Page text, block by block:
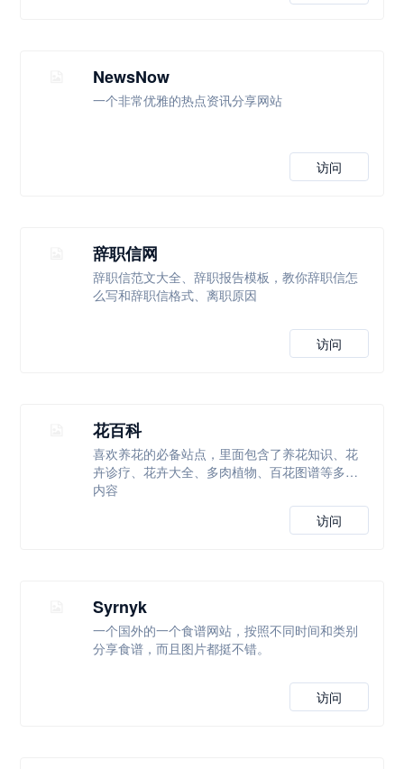
NewsNow
一个非常优雅的热点资讯分享网站
访问
辞职信网
辞职信范文大全、辞职报告模板，教你辞职信怎
么写和辞职信格式、离职原因
访问
花百科
喜欢养花的必备站点，里面包含了养花知识、花
卉诊疗、花卉大全、多肉植物、百花图谱等多个
内容
访问
Syrnyk
一个国外的一个食谱网站，按照不同时间和类别
分享食谱，而且图片都挺不错。
访问